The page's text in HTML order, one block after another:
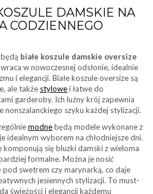
DAMSKIE NA
CODZIENNEGO
białe koszule damskie oversize
w nowoczesnej odsłonie, idealnie
i elegancji. Białe koszule oversize są
ale także stylowei łatwe do
garderoby. Ich luźny krój zapewnia
nonszalanckiego szyku każdej stylizacji.
modnebędą modele wykonane z
idealnym wyborem na chłodniejsze dni.
komponują się bluzki damski z wieloma
formalne. Można je nosić
swetrem czy marynarką, co daje
jesiennych stylizacji. To must-
świeżości i elegancji każdemu